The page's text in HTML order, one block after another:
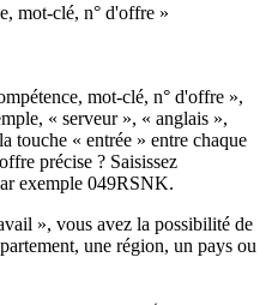
mot-clé, n° d'offre »
mot-clé, n° d'offre »,
« serveur », « anglais »,
touche « entrée » entre chaque
précise ? Saisissez
exemple 049RSNK.
», vous avez la possibilité de
une région, un pays ou